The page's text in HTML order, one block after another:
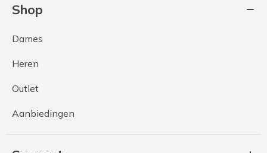
Shop
Dames
Heren
Outlet
Aanbiedingen